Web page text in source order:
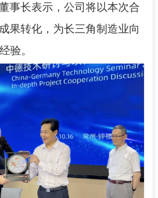
事长表示，公司将以本次合
果转化，为长三角制造业向
验。